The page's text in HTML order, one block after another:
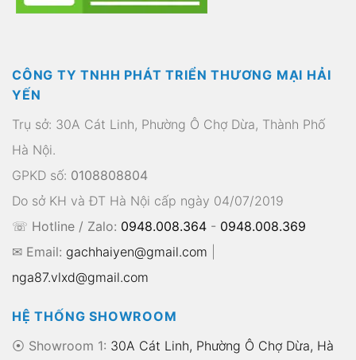
CÔNG TY TNHH PHÁT TRIỂN THƯƠNG MẠI HẢI
YẾN
Trụ sở: 30A Cát Linh, Phường Ô Chợ Dừa, Thành Phố
Hà Nội.
GPKD số: 0108808804
Do sở KH và ĐT Hà Nội cấp ngày 04/07/2019
☏ Hotline / Zalo: 0948.008.364 - 0948.008.369
✉ Email: gachhaiyen@gmail.com
nga87.vlxd@gmail.com
HỆ THỐNG SHOWROOM
⦿ Showroom 1: 30A Cát Linh, Phường Ô Chợ Dừa, Hà